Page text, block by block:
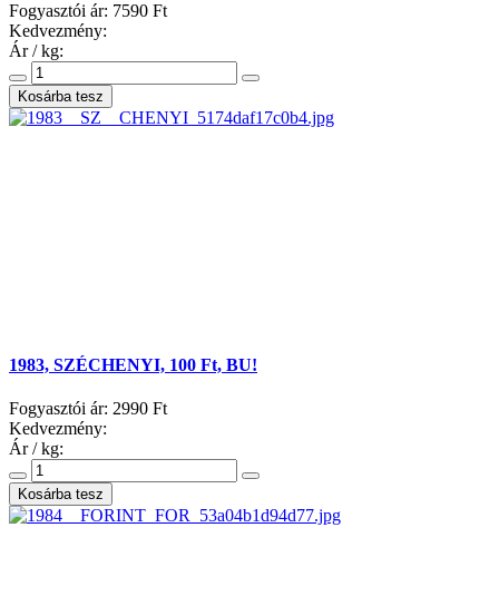
Fogyasztói ár: 7590 Ft
Kedvezmény:
Ár / kg:
1983, SZÉCHENYI, 100 Ft, BU!
Fogyasztói ár: 2990 Ft
Kedvezmény:
Ár / kg: